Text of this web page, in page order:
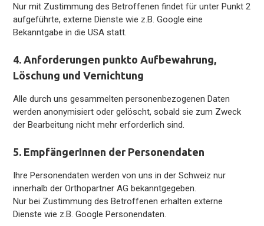
Nur mit Zustimmung des Betroffenen findet für unter Punkt 2
aufgeführte, externe Dienste wie z.B. Google eine
Bekanntgabe in die USA statt.
4. Anforderungen punkto Aufbewahrung,
Löschung und Vernichtung
Alle durch uns gesammelten personenbezogenen Daten
werden anonymisiert oder gelöscht, sobald sie zum Zweck
der Bearbeitung nicht mehr erforderlich sind.
5. EmpfängerInnen der Personendaten
Ihre Personendaten werden von uns in der Schweiz nur
innerhalb der Orthopartner AG bekanntgegeben.
Nur bei Zustimmung des Betroffenen erhalten externe
Dienste wie z.B. Google Personendaten.